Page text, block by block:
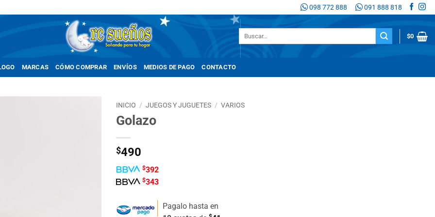
098 772 888 091 888 818
$0
MARCAS CÓMO COMPRAR ENVÍOS MEDIOS DE PAGO CONTACTO
INICIO / JUEGOS Y JUGUETES / VARIOS
Golazo
$490
$392
$343
Pagalo hasta en